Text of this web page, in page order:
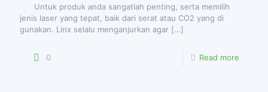
Untuk produk anda sangatlah penting, serta memilih
jenis laser yang tepat, baik dari serat atau CO2 yang di
gunakan. Linx selalu menganjurkan agar[…]
0 Read more